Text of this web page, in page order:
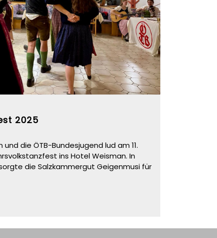
2025
und die ÖTB-Bundesjugend lud am 11.
ins Hotel Weisman. In
die Salzkammergut Geigenmusi für